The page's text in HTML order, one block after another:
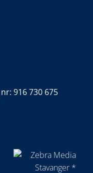
916 730 675